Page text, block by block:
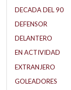
DECADA DEL 90
DEFENSOR
DELANTERO
EN ACTIVIDAD
EXTRANJERO
GOLEADORES